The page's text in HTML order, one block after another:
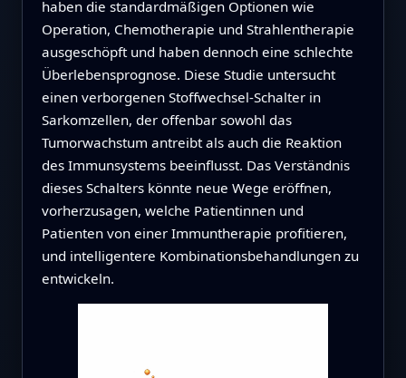
haben die standardmäßigen Optionen wie
Operation, Chemotherapie und Strahlentherapie
ausgeschöpft und haben dennoch eine schlechte
Überlebensprognose. Diese Studie untersucht
einen verborgenen Stoffwechsel‑Schalter in
Sarkomzellen, der offenbar sowohl das
Tumorwachstum antreibt als auch die Reaktion
des Immunsystems beeinflusst. Das Verständnis
dieses Schalters könnte neue Wege eröffnen,
vorherzusagen, welche Patientinnen und
Patienten von einer Immuntherapie profitieren,
und intelligentere Kombinationsbehandlungen zu
entwickeln.